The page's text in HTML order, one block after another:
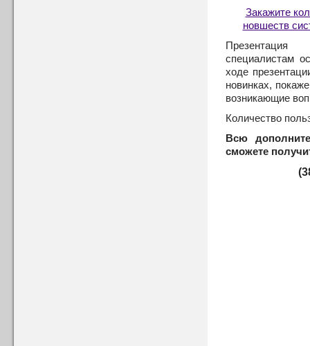
Закажите
новшеств
специалистам
ходе
новинках,
возникающие
Количество
Всю
сможете